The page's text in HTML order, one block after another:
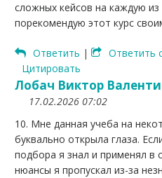
сложных кейсов на каждую
порекомендую этот курс
Ответить | Ответить
Цитировать
Лобач Виктор
17.02.2026 07:02
10. Мне данная учеба на
буквально открыла глаза.
подбора я знал и применял в
нюансы я пропускал из-за